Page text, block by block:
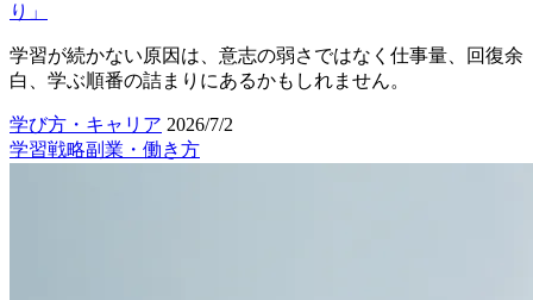
り」
学習が続かない原因は、意志の弱さではなく仕事量、回復余
白、学ぶ順番の詰まりにあるかもしれません。
学び方・キャリア 2026/7/2
学習戦略副業・働き方